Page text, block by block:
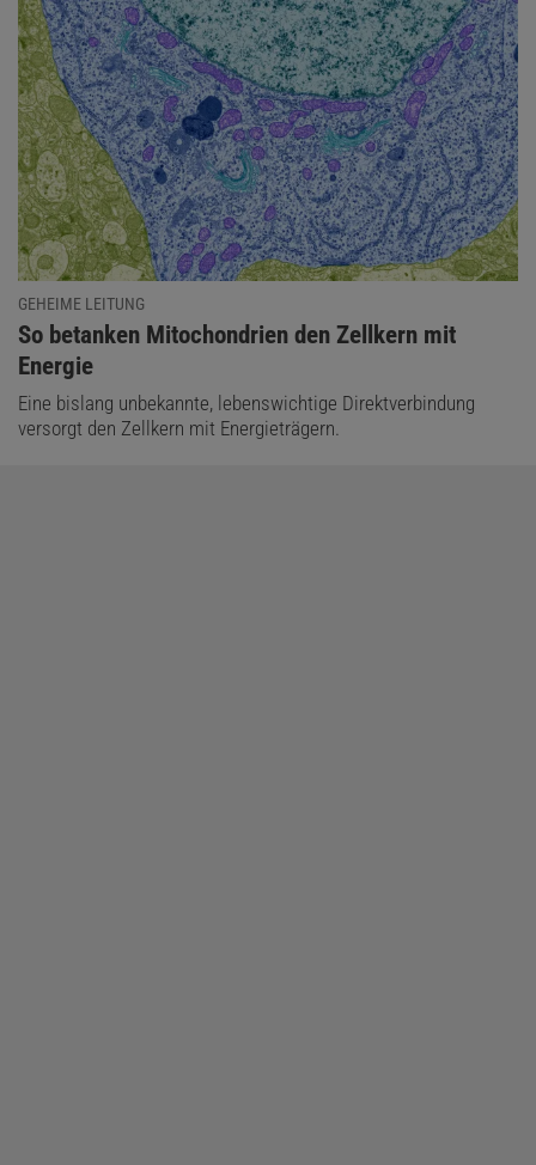
GEHEIME LEITUNG
:
So betanken Mitochondrien den Zellkern mit
Energie
Eine bislang unbekannte, lebenswichtige Direktverbindung
versorgt den Zellkern mit Energieträgern.